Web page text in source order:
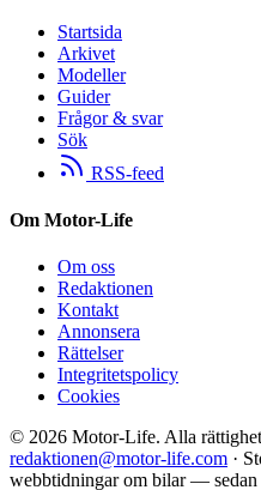
Startsida
Arkivet
Modeller
Guider
Frågor & svar
Sök
RSS-feed
Om Motor-Life
Om oss
Redaktionen
Kontakt
Annonsera
Rättelser
Integritetspolicy
Cookies
© 2026 Motor-Life. Alla
redaktionen@motor-life.com ·
webbtidningar om bilar — sedan